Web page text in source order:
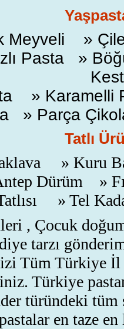
Meyveli »
Pasta »
»
» Parça
Tatlı
» Kuru
Dürüm »
» Tel
, Çocuk
tarzı
Tüm Türkiye İl
Türkiye
türündeki
en taze